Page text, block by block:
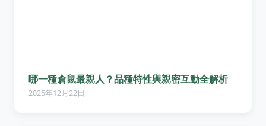
哪一種倉鼠最親人？品種特性與親密互動全解析
2025年12月22日